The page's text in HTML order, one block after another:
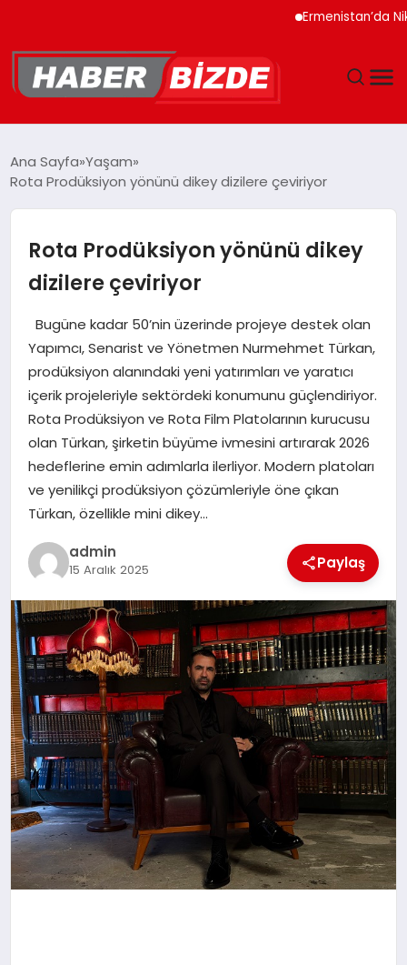
Ermenistan’da Nikol
EKONOMI
EĞITIM
MAGAZIN
SPOR
TEKNOLOJI
Ana Sayfa Yaşam
Rota Prodüksiyon yönünü dikey dizilere çeviriyor
Rota Prodüksiyon yönünü dikey
dizilere çeviriyor
Bugüne kadar 50’nin üzerinde projeye destek olan
Yapımcı, Senarist ve Yönetmen Nurmehmet Türkan,
prodüksiyon alanındaki yeni yatırımları ve yaratıcı
içerik projeleriyle sektördeki konumunu güçlendiriyor.
Rota Prodüksiyon ve Rota Film Platolarının kurucusu
olan Türkan, şirketin büyüme ivmesini artırarak 2026
hedeflerine emin adımlarla ilerliyor. Modern platoları
ve yenilikçi prodüksiyon çözümleriyle öne çıkan
Türkan, özellikle mini dikey…
admin
15 Aralık 2025 Paylaş